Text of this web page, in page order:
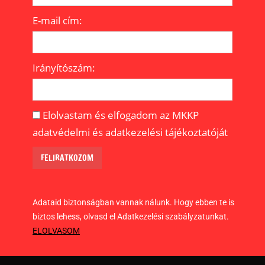
E-mail cím:
Irányítószám:
Elolvastam és elfogadom az MKKP
adatvédelmi és adatkezelési tájékoztatóját
Adataid biztonságban vannak nálunk. Hogy ebben te is
biztos lehess, olvasd el Adatkezelési szabályzatunkat.
ELOLVASOM